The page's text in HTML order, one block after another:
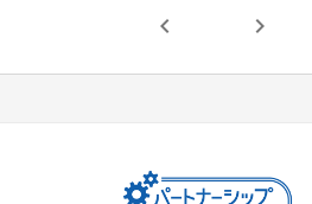
chevron_left chevron_right